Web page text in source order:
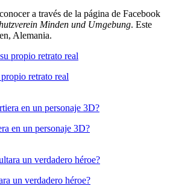
a través de la página de Facebook
Minden und Umgebung. Este
Alemania.
retrato real
en un personaje 3D?
un verdadero héroe?